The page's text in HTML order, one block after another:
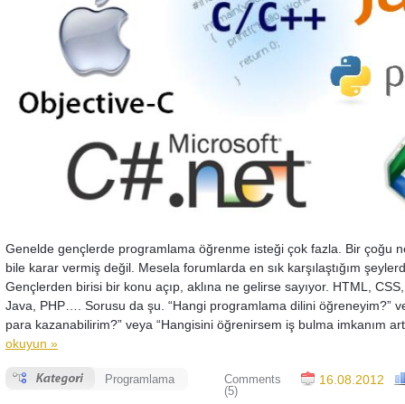
Genelde gençlerde programlama öğrenme isteği çok fazla. Bir çoğu
bile karar vermiş değil. Mesela forumlarda en sık karşılaştığım
Gençlerden birisi bir konu açıp, aklına ne gelirse sayıyor. HTML,
Java, PHP…. Sorusu da şu. “Hangi programlama dilini öğreneyim?”
para kazanabilirim?” veya “Hangisini öğrenirsem iş bulma imkanım
okuyun »
Programlama
Comments
(5)
16.08.2012